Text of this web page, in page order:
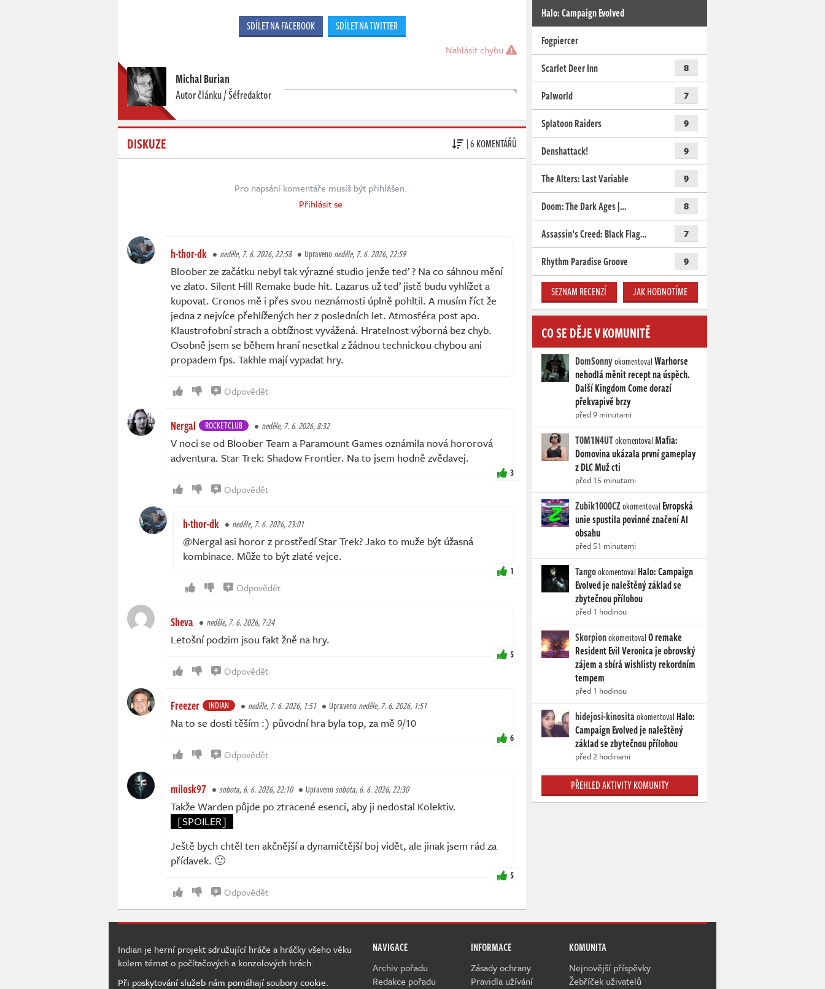
SDÍLET NA FACEBOOK SDÍLET NA TWITTER
Nahlásit chybu
Michal Burian
Autor článku / Šéfredaktor
DISKUZE | 6 KOMENTÁŘŮ
Pro napsání komentáře musíš být přihlášen.
Přihlásit se
h-thor-dk neděle, 7. 6. 2026, 22:58 Upravenoneděle, 7. 6. 2026, 22:59
Bloober ze začátku nebyl tak výrazné studio jenže teď ? Na co sáhnou mění
ve zlato. Silent Hill Remake bude hit. Lazarus už teď jistě budu vyhlížet a
kupovat. Cronos mě i přes svou neznámosti úplně pohltil. A musím říct že
jedna z nejvíce přehlížených her z posledních let. Atmosféra post apo.
Klaustrofobní strach a obtížnost vyvážená. Hratelnost výborná bez chyb.
Osobně jsem se během hraní nesetkal z žádnou technickou chybou ani
propadem fps. Takhle mají vypadat hry.
Odpovědět
Nergal ROCKETCLUB neděle, 7. 6. 2026, 8:32
V noci se od Bloober Team a Paramount Games oznámila nová hororová
adventura. Star Trek: Shadow Frontier. Na to jsem hodně zvědavej.
3
Odpovědět
h-thor-dk neděle, 7. 6. 2026, 23:01
@Nergal asi horor z prostředí Star Trek? Jako to muže být úžasná
kombinace. Může to být zlaté vejce.
1
Odpovědět
Sheva neděle, 7. 6. 2026, 7:24
Letošní podzim jsou fakt žně na hry.
5
Odpovědět
Freezer INDIAN neděle, 7. 6. 2026, 1:51 Upravenoneděle, 7. 6. 2026, 1:51
Na to se dosti těším :) původní hra byla top, za mě 9/10
6
Odpovědět
milosk97 sobota, 6. 6. 2026, 22:10 Upravenosobota, 6. 6. 2026, 22:30
Takže Warden půjde po ztracené esenci, aby ji nedostal Kolektiv.
[SPOILER]
Ještě bych chtěl ten akčnější a dynamičtější boj vidět, ale jinak jsem rád za
přídavek. 🙂
5
Odpovědět
Halo: Campaign Evolved
Fogpiercer
Scarlet Deer Inn
8
Palworld 7
Splatoon Raiders 9
Denshattack! 9
The Alters: Last Variable 9
Doom: The Dark Ages |… 8
Assassin’s Creed: Black Flag… 7
Rhythm Paradise Groove 9
SEZNAM RECENZÍ JAK HODNOTÍME
CO SE DĚJE V KOMUNITĚ
DomSonnyokomentovalWarhorse
nehodlá měnit recept na úspěch.
Další Kingdom Come dorazí
překvapivě brzy
před 9 minutami
T0M1N4UTokomentovalMafia:
Domovina ukázala první gameplay
z DLC Muž cti
před 15 minutami
Zubik1000CZokomentoval Evropská
unie spustila povinné značení AI
obsahu
před 51 minutami
Tangookomentoval Halo: Campaign
Evolved je naleštěný základ se
zbytečnou přílohou
před 1 hodinou
SkorpionokomentovalO remake
Resident Evil Veronica je obrovský
zájem a sbírá wishlisty rekordním
tempem
před 1 hodinou
hidejosi-kinositaokomentoval Halo:
Campaign Evolved je naleštěný
základ se zbytečnou přílohou
před 2 hodinami
PŘEHLED AKTIVITY KOMUNITY
NAVIGACE
Archiv pořadu
Redakce pořadu
INFORMACE
Zásady ochrany
Pravidla užívání
KOMUNITA
Nejnovější příspěvky
Žebříček uživatelů
Indian je herní projekt sdružující hráče a hráčky všeho věku
kolem témat o počítačových a konzolových hrách.
Při poskytování služeb nám pomáhají soubory cookie.